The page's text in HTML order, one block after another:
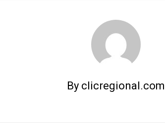
By clicregional.com